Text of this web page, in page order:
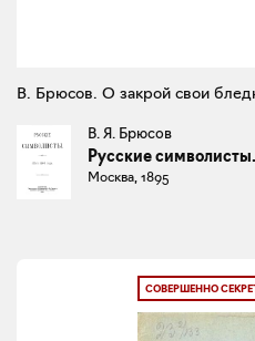
В. Брюсов. О закрой свои
В. Я. Брюсов
Русские
Москва, 1895
СОВЕРШЕННО